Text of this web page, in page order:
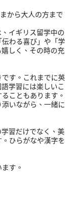
から大人の方まで
イギリス留学中の
わる喜び」や「学
しく、その時の充
す。これまでに英
学習には楽しいこ
こともあります。
いながら、一緒に
習だけでなく、美
ひらがなや漢字を
す。